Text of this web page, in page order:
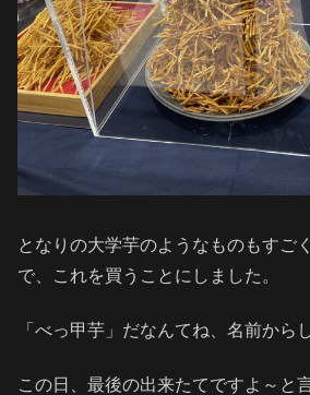
となりの大学芋のようなものもすご
で、これを買うことにしました。
「べっ甲芋」だなんてね、名前から
この日、最後の出来たてですよ～と